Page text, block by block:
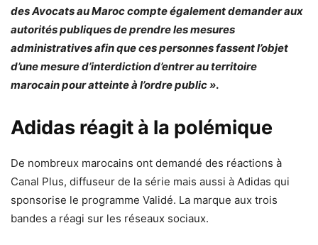
des Avocats au Maroc compte également demander aux
autorités publiques de prendre les mesures
administratives afin que ces personnes fassent l’objet
d’une mesure d’interdiction d’entrer au territoire
marocain pour atteinte à l’ordre public ».
Adidas réagit à la polémique
De nombreux marocains ont demandé des réactions à
Canal Plus, diffuseur de la série mais aussi à Adidas qui
sponsorise le programme Validé. La marque aux trois
bandes a réagi sur les réseaux sociaux.